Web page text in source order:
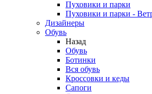
Пуховики и парки
Пуховики и парки -
Дизайнеры
Обувь
Назад
Обувь
Ботинки
Вся обувь
Кроссовки и кеды
Сапоги